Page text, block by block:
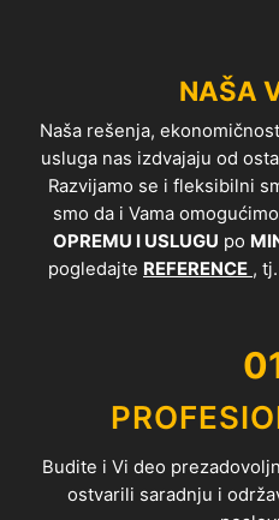
NAŠA
Naša rešenja,
usluga nas izdvajaju od
Razvijamo se i fleksibilni
smo da i Vama
OPREMU I USLUGU po
pogledajte REFERENCE ,
Budite i Vi deo
ostvarili saradnju i